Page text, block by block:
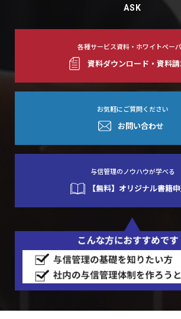
ASK
各種サービス資料・ホワイトペー
資料ダウンロード・資料
お気軽にご質問ください
お問い合わせ
与信管理のノウハウが学べる
【無料】オリジナル書籍